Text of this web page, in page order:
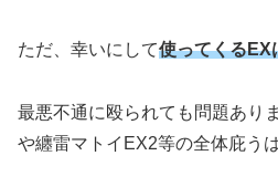
ただ、幸いにして使ってくるEX
最悪不通に殴られても問題あり
や纏雷マトイEX2等の全体庇う